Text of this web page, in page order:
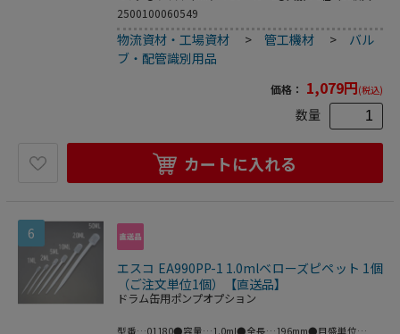
●材質：エコユニボード●取り付け穴サイズ：Φ4mm×1●
2500100060549
物流資材・工場資材 >管工機材 > バル
ブ・配管識別用品
価格： 1,079円(税込)
数量
カートに入れる
6
エスコ EA990PP-1 1.0mlベローズピペット 1個
（ご注文単位1個）【直送品】
ドラム缶用ポンプオプション
型番…01180●容量…1.0ml●全長…196mm●目盛単位…